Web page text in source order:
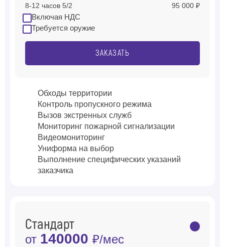
8-12 часов 5/2
95 000 ₽
Включая НДС
Требуется оружие
ЗАКАЗАТЬ
Обходы территории
Контроль пропускного режима
Вызов экстренных служб
Мониторинг пожарной сигнализации
Видеомониторинг
Униформа на выбор
Выполнение специфических указаний
заказчика
Стандарт
от 140000 ₽/мес